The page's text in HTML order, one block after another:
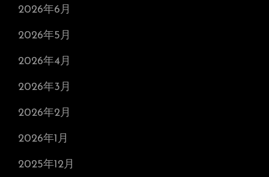
2026年6月
2026年5月
2026年4月
2026年3月
2026年2月
2026年1月
2025年12月